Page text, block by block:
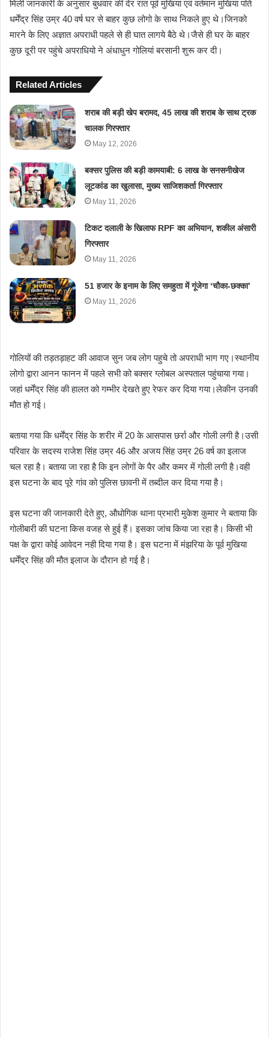
मिली जानकारी के अनुसार बुधवार की देर रात पूर्व मुखिया एवं वर्तमान मुखिया पति
धर्मेंद्र सिंह उम्र 40 वर्ष घर से बाहर कुछ लोगो के साथ निकले हुए थे।जिनको
मारने के लिए अज्ञात अपराधी पहले से ही घात लागये बैठे थे।जैसे ही घर के बाहर
कुछ दूरी पर पहुंचे अपराधियो ने अंधाधुन गोलियां बरसानी शुरू कर दी।
Related Articles
शराब की बड़ी खेप बरामद, 45 लाख की शराब के साथ ट्रक
चालक गिरफ्तार
May 12, 2026
बक्सर पुलिस की बड़ी कामयाबी: 6 लाख के सनसनीखेज
लूटकांड का खुलासा, मुख्य साजिशकर्ता गिरफ्तार
May 11, 2026
टिकट दलाली के खिलाफ RPF का अभियान, शकील अंसारी
गिरफ्तार
May 11, 2026
51 हजार के इनाम के लिए समहुता में गूंजेगा ‘चौका-छक्का’
May 11, 2026
गोलियों की तड़तड़ाहट की आवाज सुन जब लोग पहुचे तो अपराधी भाग गए।स्थानीय
लोगो द्वारा आनन फानन में पहले सभी को बक्सर ग्लोबल अस्पताल पहुंचाया गया।
जहां धर्मेंद्र सिंह की हालत को गम्भीर देखते हुए रेफर कर दिया गया।लेकीन उनकी
मौत हो गई।
बताया गया कि धर्मेंद्र सिंह के शरीर में 20 के आसपास छर्रा और गोली लगी है।उसी
परिवार के सदस्य राजेश सिंह उम्र 46 और अजय सिंह उम्र 26 वर्ष का इलाज
चल रहा है। बताया जा रहा है कि इन लोगों के पैर और कमर में गोली लगी है।वही
इस घटना के बाद पूरे गांव को पुलिस छावनी में तब्दील कर दिया गया है।
इस घटना की जानकारी देते हुए, औधोगिक थाना प्रभारी मुकेश कुमार ने बताया कि
गोलीबारी की घटना किस वजह से हुई हैं। इसका जांच किया जा रहा है। किसी भी
पक्ष के द्वारा कोई आवेदन नही दिया गया है। इस घटना में मंझरिया के पूर्व मुखिया
धर्मेंद्र सिंह की मौत इलाज के दौरान हो गई है।